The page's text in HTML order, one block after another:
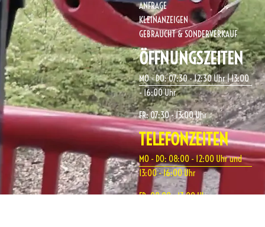
ANFRAGE
KLEINANZEIGEN
GEBRAUCHT & SONDERVERKAUF
ÖFFNUNGSZEITEN
MO - DO: 07:30 - 12:30 Uhr | 13:00
- 16:00 Uhr
FR: 07:30 - 13:00 Uhr
TELEFONZEITEN
MO - DO: 08:00 - 12:00 Uhr und
13:00 - 16:00 Uhr
FR: 08:00 - 13:00 Uhr